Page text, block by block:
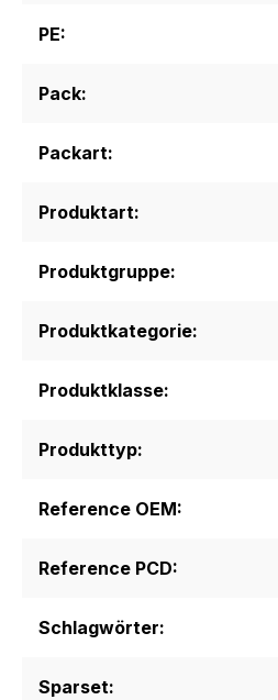
PE:
Pack:
Packart:
Produktart:
Produktgruppe:
Produktkategorie:
Produktklasse:
Produkttyp:
Reference OEM:
Reference PCD:
Schlagwörter:
Sparset: